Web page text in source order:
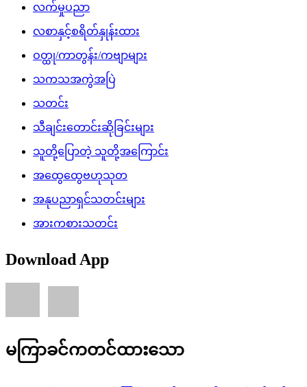
လက်မှုပညာ
လစာနှင့်စရိတ်နှုန်းထား
ဝတ္ထု/ကာတွန်း/ကဗျာများ
သကသအကွဲအပြဲ
သတင်း
သီချင်းတောင်းဆိုခြင်းများ
သူတို့ပြောတဲ့ သူတို့အကြောင်း
အထွေထွေဗဟုသုတ
အနုပညာရှင်သတင်းများ
အားကစားသတင်း
Download App
မကြာခင်ကတင်ထားသော